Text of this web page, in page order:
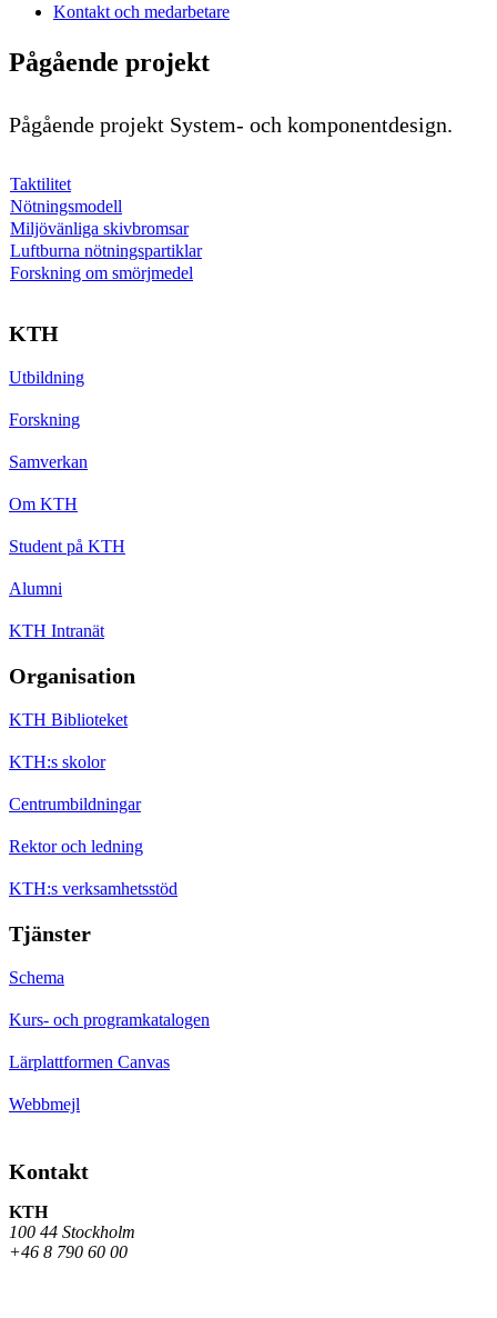
Kontakt och medarbetare
Pågående projekt
Pågående projekt System- och komponentdesign.
Taktilitet
Nötningsmodell
Miljövänliga skivbromsar
Luftburna nötningspartiklar
Forskning om smörjmedel
KTH
Utbildning
Forskning
Samverkan
Om KTH
Student på KTH
Alumni
KTH Intranät
Organisation
KTH Biblioteket
KTH:s skolor
Centrumbildningar
Rektor och ledning
KTH:s verksamhetsstöd
Tjänster
Schema
Kurs- och programkatalogen
Lärplattformen Canvas
Webbmejl
Kontakt
KTH
100 44 Stockholm
+46 8 790 60 00